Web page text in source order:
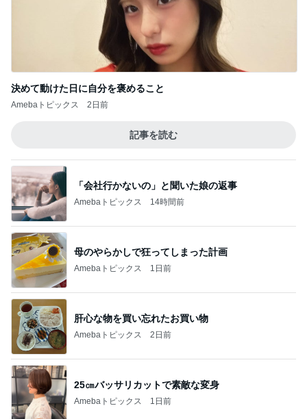
決めて動けた日に自分を褒めること
Amebaトピックス 2日前
記事を読む
「会社行かないの」と聞いた娘の返事
Amebaトピックス 14時間前
母のやらかしで狂ってしまった計画
Amebaトピックス 1日前
肝心な物を買い忘れたお買い物
Amebaトピックス 2日前
25㎝バッサリカットで素敵な変身
Amebaトピックス 1日前